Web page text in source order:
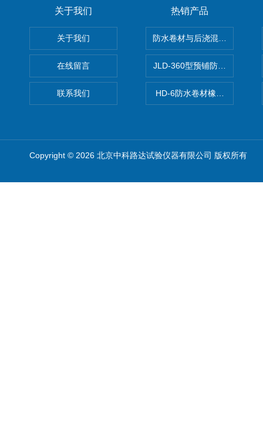
关于我们
关于我们
在线留言
联系我们
热销产品
防水卷材与后浇混凝土剥离强
JLD-360型预铺防水卷材抗冲
HD-6防水卷材橡胶测厚仪
Copyright © 2026 北京中科路达试验仪器有限公司 版权所有